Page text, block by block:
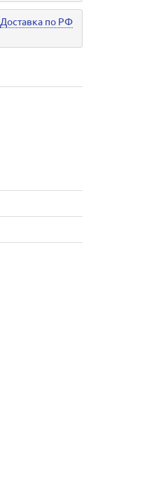
Доставка по РФ